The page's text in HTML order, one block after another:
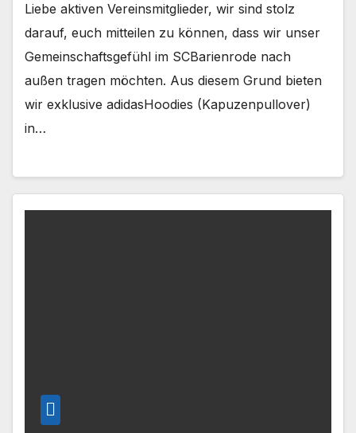
Liebe aktiven Vereinsmitglieder, wir sind stolz
darauf, euch mitteilen zu können, dass wir unser
Gemeinschaftsgefühl im SCBarienrode nach
außen tragen möchten. Aus diesem Grund bieten
wir exklusive adidasHoodies (Kapuzenpullover)
in…